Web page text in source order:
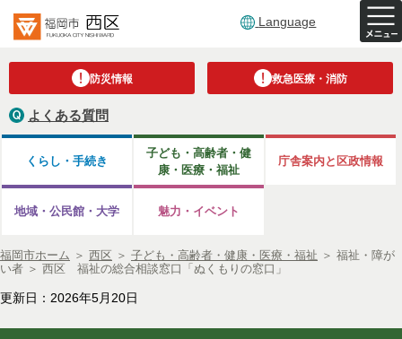
Language
防災情報 救急医療・消防
よくある質問
くらし・手続き
子ども・高齢者・健
康・医療・福祉
庁舎案内と区政情報
地域・公民館・大学 魅力・イベント
福岡市ホーム ＞ 西区 ＞ 子ども・高齢者・健康・医療・福祉 ＞ 福祉・障が
い者 ＞ 西区 福祉の総合相談窓口「ぬくもりの窓口」
更新日：2026年5月20日